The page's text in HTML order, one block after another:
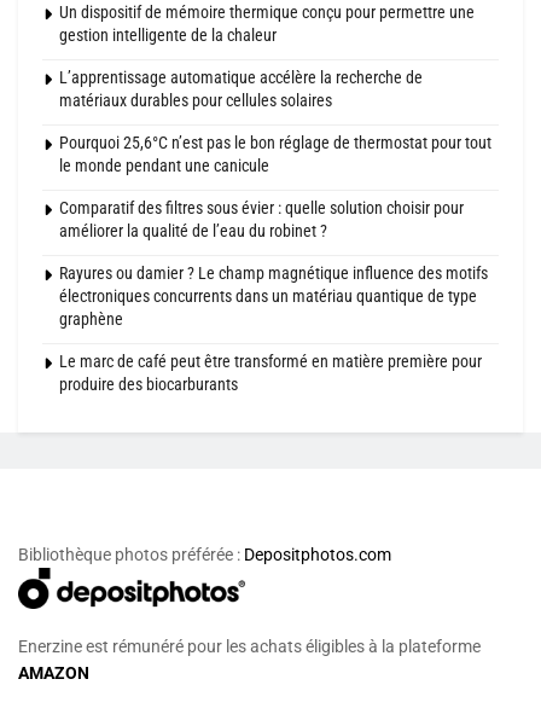
Un dispositif de mémoire thermique conçu pour permettre une
gestion intelligente de la chaleur
L’apprentissage automatique accélère la recherche de
matériaux durables pour cellules solaires
Pourquoi 25,6°C n’est pas le bon réglage de thermostat pour tout
le monde pendant une canicule
Comparatif des filtres sous évier : quelle solution choisir pour
améliorer la qualité de l’eau du robinet ?
Rayures ou damier ? Le champ magnétique influence des motifs
électroniques concurrents dans un matériau quantique de type
graphène
Le marc de café peut être transformé en matière première pour
produire des biocarburants
Bibliothèque photos préférée : Depositphotos.com
Enerzine est rémunéré pour les achats éligibles à la plateforme
AMAZON